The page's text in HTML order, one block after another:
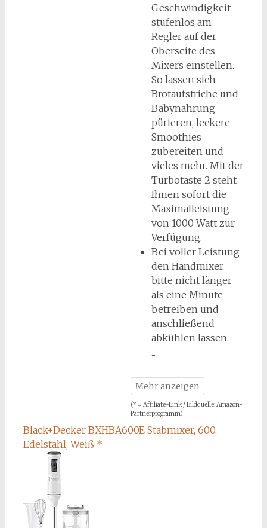
Geschwindigkeit
stufenlos am
Regler auf der
Oberseite des
Mixers einstellen.
So lassen sich
Brotaufstriche und
Babynahrung
pürieren, leckere
Smoothies
zubereiten und
vieles mehr. Mit der
Turbotaste 2 steht
Ihnen sofort die
Maximalleistung
von 1000 Watt zur
Verfügung.
Bei voller Leistung
den Handmixer
bitte nicht länger
als eine Minute
betreiben und
anschließend
abkühlen lassen.
(* = Affiliate-Link / Bildquelle: Amazon-
Partnerprogramm)
Black+Decker BXHBA600E Stabmixer, 600,
Edelstahl, Weiß *